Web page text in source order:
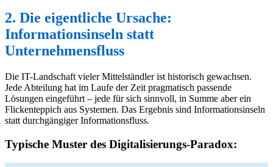
2. Die eigentliche Ursache:
Informationsinseln statt
Unternehmensfluss
Die IT-Landschaft vieler Mittelständler ist historisch gewachsen.
Jede Abteilung hat im Laufe der Zeit pragmatisch passende
Lösungen eingeführt – jede für sich sinnvoll, in Summe aber ein
Flickenteppich aus Systemen. Das Ergebnis sind Informationsinseln
statt durchgängiger Informationsfluss.
Typische Muster des Digitalisierungs-Paradox: